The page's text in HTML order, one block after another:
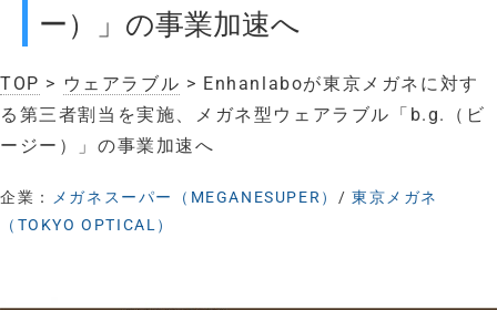
ー）」の事業加速へ
TOP > ウェアラブル > Enhanlaboが東京メガネに対す
る第三者割当を実施、メガネ型ウェアラブル「b.g.（ビ
ージー）」の事業加速へ
企業： メガネスーパー（MEGANESUPER） /東京メガネ
（TOKYO OPTICAL）